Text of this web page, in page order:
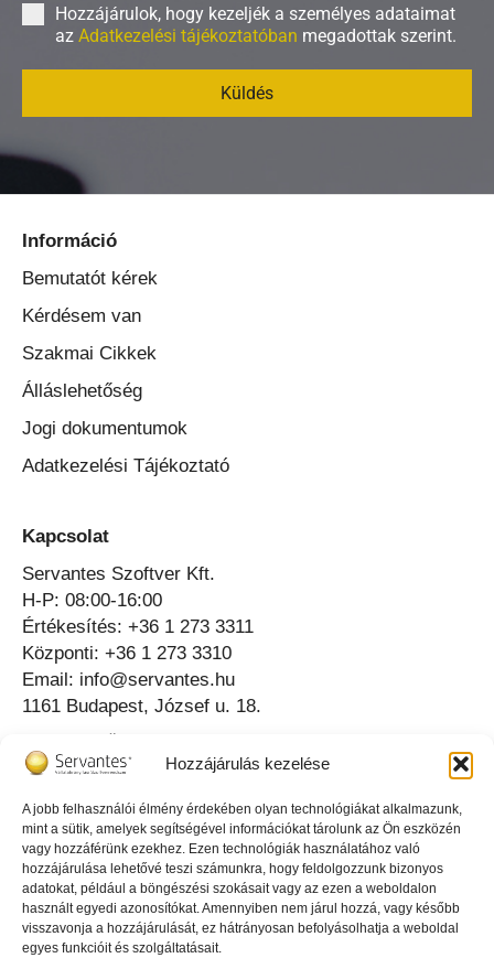
Hozzájárulás kezelése
A jobb felhasználói élmény érdekében olyan technológiákat alkalmazunk,
mint a sütik, amelyek segítségével információkat tárolunk az Ön eszközén
vagy hozzáférünk ezekhez. Ezen technológiák használatához való
hozzájárulása lehetővé teszi számunkra, hogy feldolgozzunk bizonyos
adatokat, például a böngészési szokásait vagy az ezen a weboldalon
használt egyedi azonosítókat. Amennyiben nem járul hozzá, vagy később
visszavonja a hozzájárulását, ez hátrányosan befolyásolhatja a weboldal
egyes funkcióit és szolgáltatásait.
Hozzájárulok, hogy kezeljék a személyes adataimat
az Adatkezelési tájékoztatóban megadottak szerint.
Küldés
Információ
Bemutatót kérek
Kérdésem van
Szakmai Cikkek
Álláslehetőség
Jogi dokumentumok
Adatkezelési Tájékoztató
Kapcsolat
Servantes Szoftver Kft.
H-P: 08:00-16:00
Értékesítés: +36 1 273 3311
Központi: +36 1 273 3310
Email: info@servantes.hu
1161 Budapest, József u. 18.
Online Ügyfélszolgálat ⟶
Az igazgató tud erről